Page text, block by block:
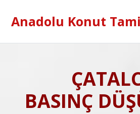
Anadolu Konut
BASINÇ